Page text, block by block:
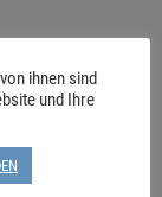
ihnen sind
und Ihre